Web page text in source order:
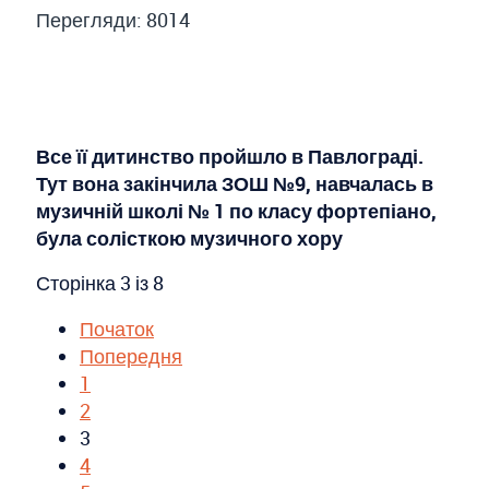
Перегляди: 8014
Все її дитинство пройшло в Павлограді.
Тут вона закінчила ЗОШ №9, навчалась в
музичній школі № 1 по класу фортепіано,
була солісткою музичного хору
Сторінка 3 із 8
Початок
Попередня
1
2
3
4